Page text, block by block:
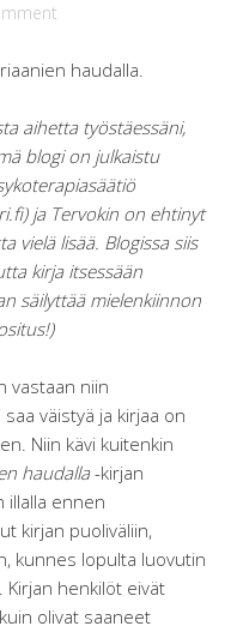
haudalla.
aihetta työstäessäni,
blogi on julkaistu
ja Tervokin on ehtinyt
vielä lisää. Blogissa siis
kirja itsessään
säilyttää mielenkiinnon
vastaan niin
väistyä ja kirjaa on
Niin kävi kuitenkin
haudalla-kirjan
illalla ennen
kirjan puoliväliin,
kunnes lopulta luovutin
henkilöt eivät
olivat saaneet